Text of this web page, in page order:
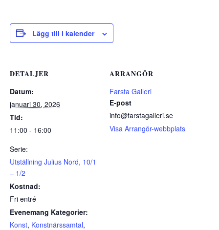
Lägg till i kalender
DETALJER
Datum:
januari 30, 2026
Tid:
11:00 - 16:00
Serie:
Utställning Julius Nord, 10/1
– 1/2
Kostnad:
Fri entré
Evenemang Kategorier:
Konst, Konstnärssamtal,
ARRANGÖR
Farsta Galleri
E-post
info@farstagalleri.se
Visa Arrangör-webbplats